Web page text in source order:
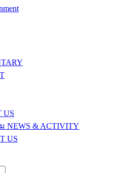
US
NEWS & ACTIVITY
US